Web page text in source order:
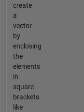
create
a
vector
by
enclosing
the
elements
in
square
brackets
like